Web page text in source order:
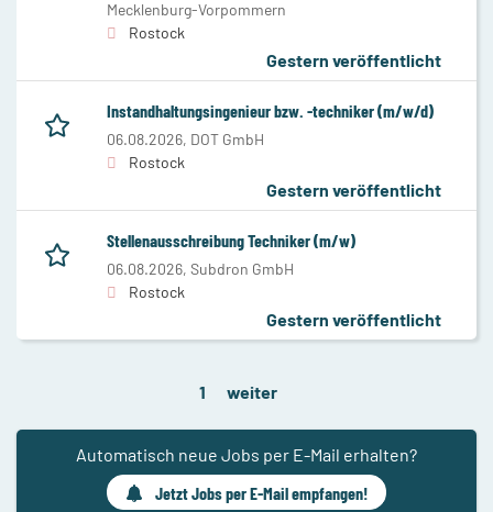
Mecklenburg-Vorpommern
Rostock
Gestern veröffentlicht
Instandhaltungsingenieur bzw. -techniker (m/w/d)
06.08.2026, DOT GmbH
Rostock
Gestern veröffentlicht
Stellenausschreibung Techniker (m/w)
06.08.2026, Subdron GmbH
Rostock
Gestern veröffentlicht
1 weiter
Automatisch neue Jobs per E-Mail erhalten?
Jetzt Jobs per E-Mail empfangen!